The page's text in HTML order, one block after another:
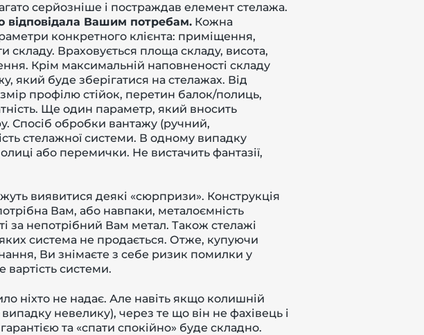
серйозніше і постраждав елемент стелажа.
відповідала Вашим потребам. Кожна
конкретного клієнта: приміщення,
складу. Враховується площа складу, висота,
Крім максимальній наповненості складу
який буде зберігатися на стелажах. Від
профілю стійок, перетин балок/полиць,
Ще один параметр, який вносить
Спосіб обробки вантажу (ручний,
стелажної системи. В одному випадку
або перемички. Не вистачить фантазії,
виявитися деякі «сюрпризи». Конструкція
Вам, або навпаки, металоємність
за непотрібний Вам метал. Також стелажі
система не продається. Отже, купуючи
Ви знімаєте з себе ризик помилки у
вартість системи.
ніхто не надає. Але навіть якщо колишній
невелику), через те що він не фахівець і
та «спати спокійно» буде складно.